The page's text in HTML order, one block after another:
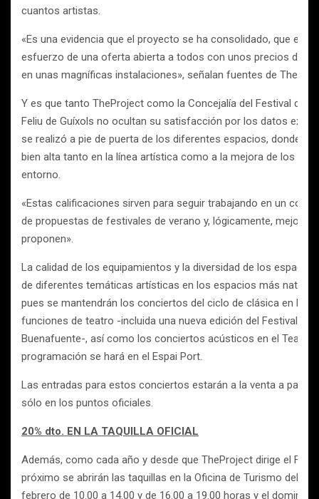
cuantos artistas.
«Es una evidencia que el proyecto se ha consolidado, que el
esfuerzo de una oferta abierta a todos con unos precios de
en unas magníficas instalaciones», señalan fuentes de
Y es que tanto TheProject como la Concejalía del Festival del
Feliu de Guíxols no ocultan su satisfacción por los datos
se realizó a pie de puerta de los diferentes espacios, donde el
bien alta tanto en la línea artística como a la mejora de los
entorno.
«Estas calificaciones sirven para seguir trabajando en un
de propuestas de festivales de verano y, lógicamente, mejorar
proponen».
La calidad de los equipamientos y la diversidad de los
de diferentes temáticas artísticas en los espacios más
pues se mantendrán los conciertos del ciclo de clásica en la
funciones de teatro -incluida una nueva edición del Festival
Buenafuente-, así como los conciertos acústicos en el Teatro
programación se hará en el Espai Port.
Las entradas para estos conciertos estarán a la venta a partir
sólo en los puntos oficiales.
20% dto. EN LA TAQUILLA OFICIAL
Además, como cada año y desde que TheProject dirige el
próximo se abrirán las taquillas en la Oficina de Turismo del
febrero de 10.00 a 14.00 y de 16.00 a 19.00 horas y el domingo